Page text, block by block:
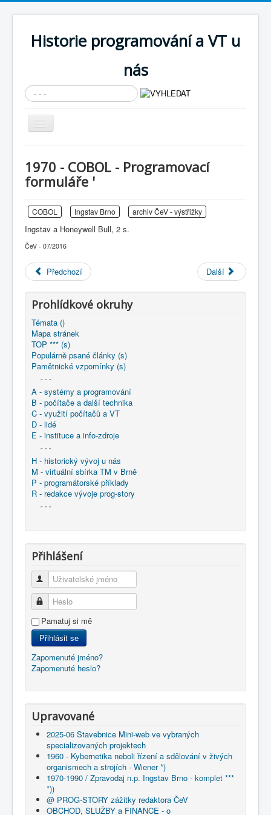
Historie programování a VT u
nás
Vyhledávání...
Přepnout
navigaci
Cíle expozice
Současnost SW a IT
KNIHOVNA
COBOL
O nás
Úvod
: archiv ČeV - výstřižky a publikace
1970 - COBOL - Programovací formuláře '
1970 - COBOL - Programovací
formuláře '
COBOL Ingstav Brno archiv ČeV - výstřižky
Ingstav a Honeywell Bull, 2 s.
ČeV - 07/2016
Předchozí Další
Prohlídkové okruhy
Témata ()
Mapa stránek
TOP *** (s)
Populárně psané články (s)
Pamětnické vzpomínky (s)
- - -
A - systémy a programování
B - počítače a další technika
C - využití počítačů a VT
D - lidé
E - instituce a info-zdroje
- - -
H - historický vývoj u nás
M - virtuální sbírka TM v Brně
P - programátorské příklady
R - redakce vývoje prog-story
- - -
Přihlášení
Uživatelské jméno
Heslo
Pamatuj si mě
Přihlásit se
Zapomenuté jméno?
Zapomenuté heslo?
Upravované
2025-06 Stavebnice Mini-web ve vybraných
specializovaných projektech
1960 - Kybernetika neboli řízení a sdělování v živých
organismech a strojích - Wiener *)
1970-1990 / Zpravodaj n.p. Ingstav Brno - komplet ***
*))
@ PROG-STORY zážitky redaktora ČeV
OBCHOD, SLUŽBY a FINANCE - o